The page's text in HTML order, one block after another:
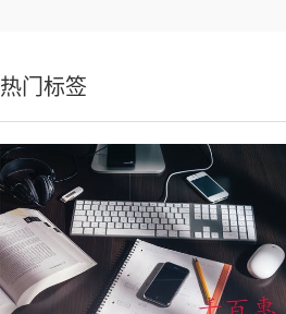
热门标签